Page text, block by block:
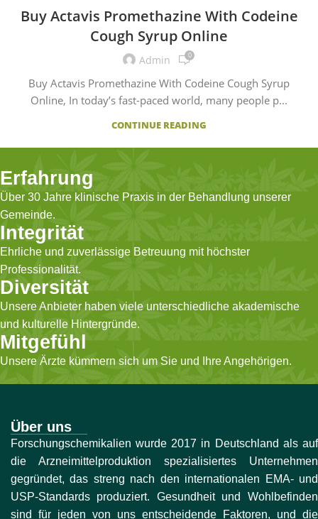
Buy Actavis Promethazine With Codeine
Cough Syrup Online
Admin 0
Buy Actavis Promethazine With Codeine Cough Syrup
Online, In today’s fast-paced world, many people p...
CONTINUE READING
Erfahrung
Über 30 Jahre klinische Praxis in der Behandlung unserer
Gemeinde.
Integrität
Ehrliche und zuverlässige Betreuung mit höchster
Professionalität.
Diversität
Unsere Anbieter haben viele unterschiedliche akademische
und kulturelle Hintergründe.
Mitgefühl
Unsere Ärzte kümmern sich um Sie und Ihre Angehörigen.
Über uns
Forschungschemikalien wurde 2017 in Deutschland als auf
die Arzneimittelproduktion spezialisiertes Unternehmen
gegründet, das streng nach den internationalen EMA- und
USP-Standards produziert. Gesundheit und Wohlbefinden
sind für jeden von uns entscheidende Faktoren, und die